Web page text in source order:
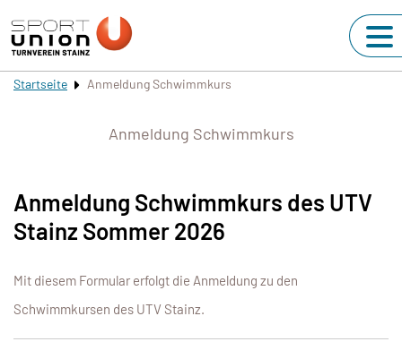
Startseite Anmeldung Schwimmkurs
Anmeldung Schwimmkurs
Anmeldung Schwimmkurs des UTV
Stainz Sommer 2026
Mit diesem Formular erfolgt die Anmeldung zu den
Schwimmkursen des UTV Stainz.